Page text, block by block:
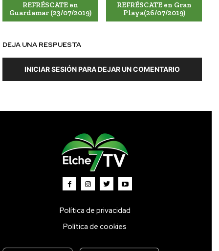
REFRÉSCATE en
Guardamar (23/07/2019)
REFRÉSCATE en Gran
Playa(26/07/2019)
DEJA UNA RESPUESTA
INICIAR SESIÓN PARA DEJAR UN COMENTARIO
Política de privacidad
Política de cookies